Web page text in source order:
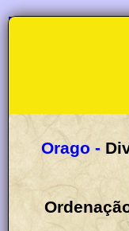
Orago -